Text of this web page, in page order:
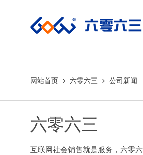
网站首页 六零六三 公司新闻
六零六三
互联网社会销售就是服务，六零